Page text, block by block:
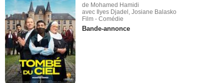
de Mohamed Hamidi
avec Ilyes Djadel, Josiane Balasko
Film - Comédie
Bande-annonce